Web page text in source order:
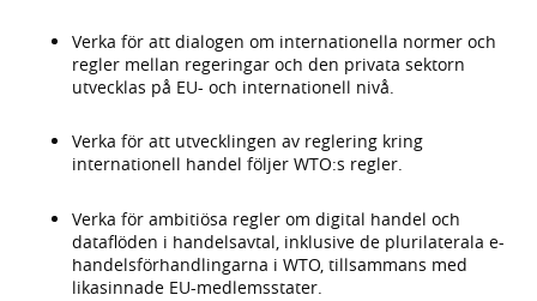
Verka för att dialogen om internationella normer och
regler mellan regeringar och den privata sektorn
utvecklas på EU- och internationell nivå.
Verka för att utvecklingen av reglering kring
internationell handel följer WTO:s regler.
Verka för ambitiösa regler om digital handel och
dataflöden i handelsavtal, inklusive de plurilaterala e-
handelsförhandlingarna i WTO, tillsammans med
likasinnade EU-medlemsstater.